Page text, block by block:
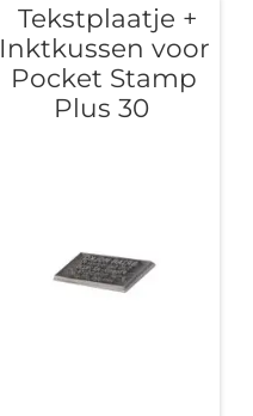
sorteren
Tekstplaatje +
Inktkussen voor
Pocket Stamp
Plus 30